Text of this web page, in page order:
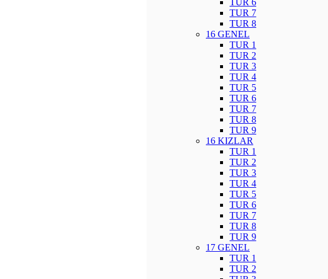
TUR 6
TUR 7
TUR 8
16 GENEL
TUR 1
TUR 2
TUR 3
TUR 4
TUR 5
TUR 6
TUR 7
TUR 8
TUR 9
16 KIZLAR
TUR 1
TUR 2
TUR 3
TUR 4
TUR 5
TUR 6
TUR 7
TUR 8
TUR 9
17 GENEL
TUR 1
TUR 2